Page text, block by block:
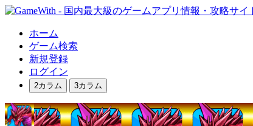
ホーム
ゲーム検索
新規登録
ログイン
2カラム 3カラム